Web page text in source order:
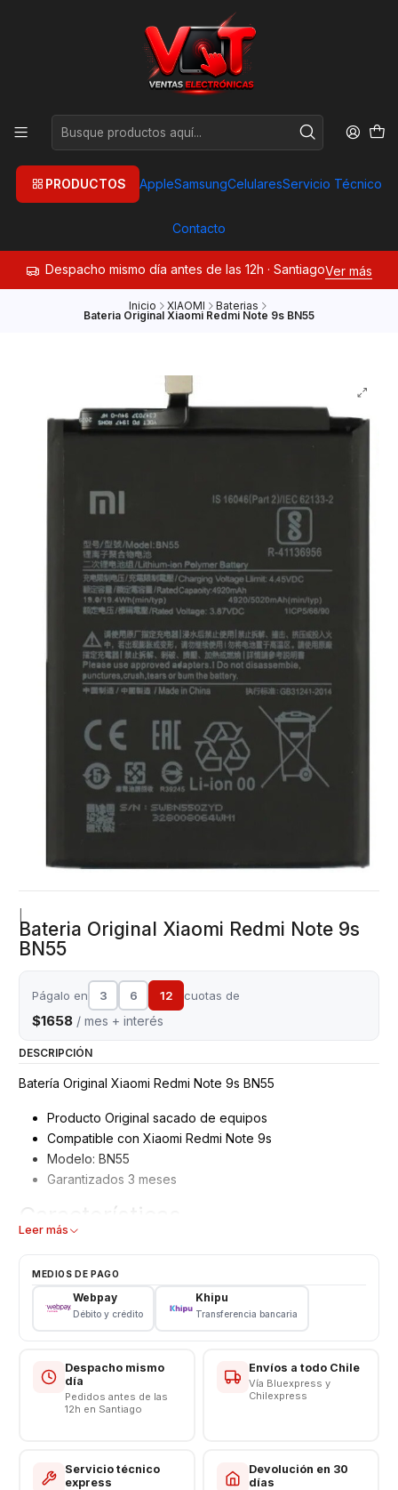
PRODUCTOS AppleSamsungCelularesServicio Técnico
Contacto
Despacho mismo día antes de las 12h · SantiagoVer más
Inicio XIAOMI Baterias
Bateria Original Xiaomi Redmi Note 9s BN55
Bateria Original Xiaomi Redmi Note 9s
BN55
Págalo en 3 6 12 cuotas de
$1658 / mes + interés
DESCRIPCIÓN
Batería Original Xiaomi Redmi Note 9s BN55
Producto Original sacado de equipos
Compatible con Xiaomi Redmi Note 9s
Modelo: BN55
Garantizados 3 meses
Características
Voltaje: 3.8 v - 19.4Wh
CONSULTE POR INSTALACIÓN EN TIENDA
Respaldo VENTAS ELECTRONICAS
Leer más
MEDIOS DE PAGO
Webpay
Débito y crédito
Khipu
Transferencia bancaria
Despacho mismo
día
Pedidos antes de las
12h en Santiago
Envíos a todo Chile
Vía Bluexpress y
Chilexpress
Servicio técnico
express
Devolución en 30
días